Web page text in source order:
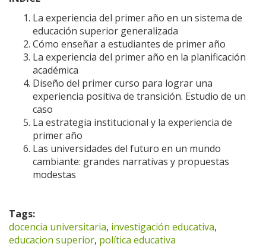
La experiencia del primer año en un sistema de
educación superior generalizada
Cómo enseñar a estudiantes de primer año
La experiencia del primer año en la planificación
académica
Diseño del primer curso para lograr una
experiencia positiva de transición. Estudio de un
caso
La estrategia institucional y la experiencia de
primer año
Las universidades del futuro en un mundo
cambiante: grandes narrativas y propuestas
modestas
Tags:
docencia universitaria, investigación educativa,
educacion superior, política educativa